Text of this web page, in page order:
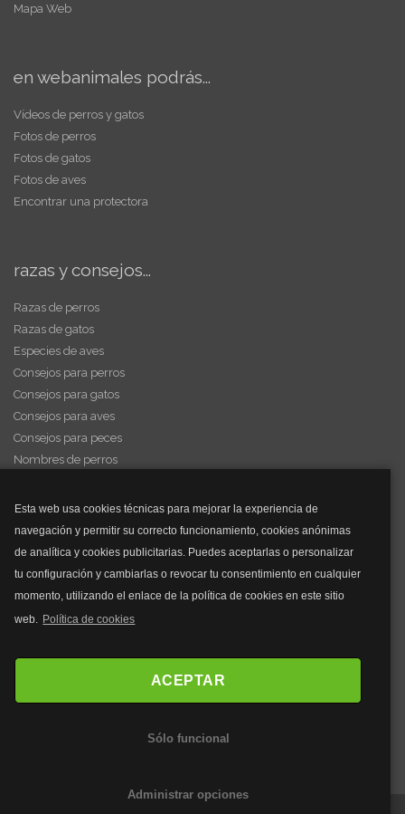
Esta web usa cookies técnicas para mejorar la experiencia de
navegación y permitir su correcto funcionamiento, cookies anónimas
de analítica y cookies publicitarias. Puedes aceptarlas o personalizar
tu configuración y cambiarlas o revocar tu consentimiento en cualquier
momento, utilizando el enlace de la política de cookies en este sitio
web. Política de cookies
ACEPTAR
Sólo funcional
Administrar opciones
Mapa Web
en webanimales podrás...
Vídeos de perros y gatos
Fotos de perros
Fotos de gatos
Fotos de aves
Encontrar una protectora
razas y consejos...
Razas de perros
Razas de gatos
Especies de aves
Consejos para perros
Consejos para gatos
Consejos para aves
Consejos para peces
Nombres de perros
y mucho más...